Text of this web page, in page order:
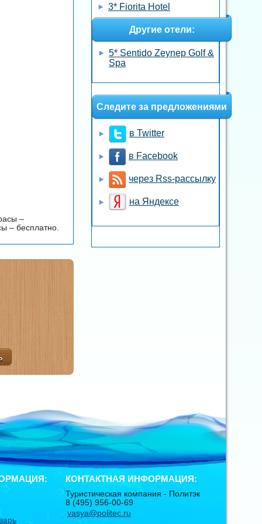
–
– бесплатно.
3* Fiorita Hotel
Другие отели:
5* Sentido Zeynep Golf &
Spa
Следите за предложениями
в Twitter
в Facebook
через Rss-рассылку
на Яндексе
КОНТАКТНАЯ ИНФОРМАЦИЯ:
Туристическая компания - Политэк
8 (495) 956-00-69
vasya@politec.ru